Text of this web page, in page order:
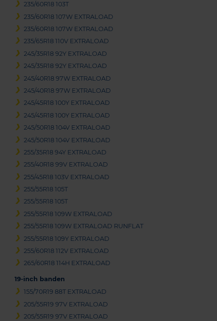
235/60R18 103T
235/60R18 107W EXTRALOAD
235/60R18 107W EXTRALOAD
235/65R18 110V EXTRALOAD
245/35R18 92Y EXTRALOAD
245/35R18 92Y EXTRALOAD
245/40R18 97W EXTRALOAD
245/40R18 97W EXTRALOAD
245/45R18 100Y EXTRALOAD
245/45R18 100Y EXTRALOAD
245/50R18 104V EXTRALOAD
245/50R18 104V EXTRALOAD
255/35R18 94Y EXTRALOAD
255/40R18 99V EXTRALOAD
255/45R18 103V EXTRALOAD
255/55R18 105T
255/55R18 105T
255/55R18 109W EXTRALOAD
255/55R18 109W EXTRALOAD RUNFLAT
255/55R18 109Y EXTRALOAD
255/60R18 112V EXTRALOAD
265/60R18 114H EXTRALOAD
19-inch banden
155/70R19 88T EXTRALOAD
205/55R19 97V EXTRALOAD
205/55R19 97V EXTRALOAD